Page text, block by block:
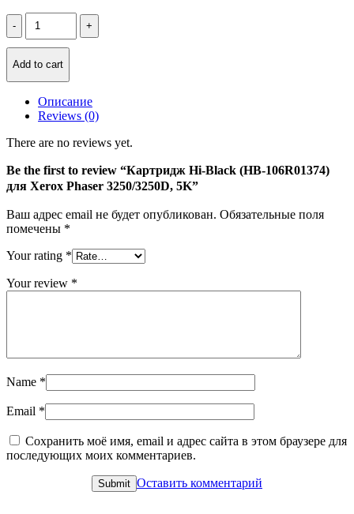
Количество
Картридж
Hi-
Black
Xerox
3250/3250D,
Add to cart
Описание
Reviews (0)
There are no reviews yet.
Be the first to review “Картридж Hi-Black (HB-106R01374)
для Xerox Phaser 3250/3250D, 5K”
Ваш адрес email не будет опубликован. Обязательные поля
помечены *
Your rating *
Your review *
Name *
Email *
Сохранить моё имя, email и адрес сайта в этом браузере для
последующих моих комментариев.
Оставить комментарий